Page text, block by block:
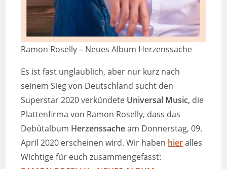
Ramon Roselly – Neues Album Herzenssache
Es ist fast unglaublich, aber nur kurz nach
seinem Sieg von Deutschland sucht den
Superstar 2020 verkündete Universal Music, die
Plattenfirma von Ramon Roselly, dass das
Debütalbum Herzenssacheam Donnerstag, 09.
April 2020 erscheinen wird. Wir haben hieralles
Wichtige für euch zusammengefasst: